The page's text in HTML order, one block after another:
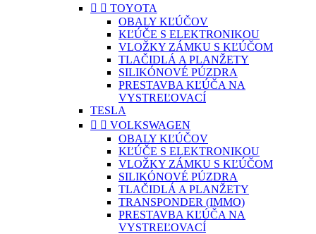
  TOYOTA
OBALY KĽÚČOV
KĽÚČE S ELEKTRONIKOU
VLOŽKY ZÁMKU S KĽÚČOM
TLAČIDLÁ A PLANŽETY
SILIKÓNOVÉ PÚZDRA
PRESTAVBA KĽÚČA NA
VYSTREĽOVACÍ
TESLA
  VOLKSWAGEN
OBALY KĽÚČOV
KĽÚČE S ELEKTRONIKOU
VLOŽKY ZÁMKU S KĽÚČOM
SILIKÓNOVÉ PÚZDRA
TLAČIDLÁ A PLANŽETY
TRANSPONDER (IMMO)
PRESTAVBA KĽÚČA NA
VYSTREĽOVACÍ